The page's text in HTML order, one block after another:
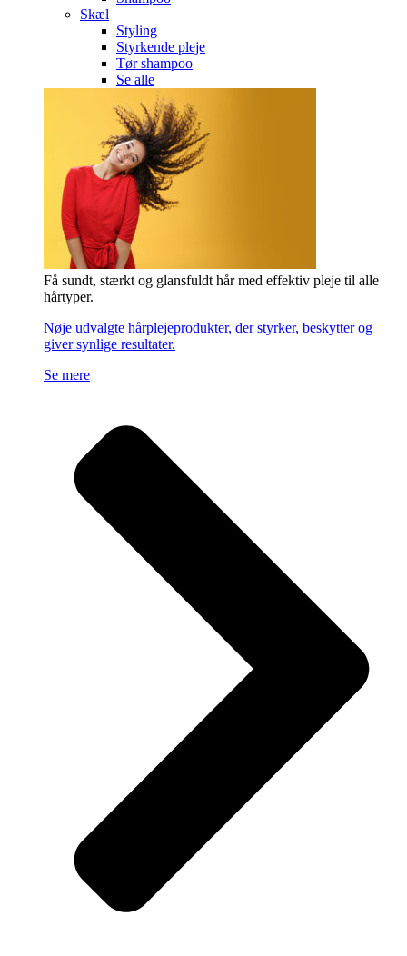
Skæl
Styling
Styrkende pleje
Tør shampoo
Se alle
Få sundt, stærkt og glansfuldt hår med effektiv pleje til alle
hårtyper.
Nøje udvalgte hårplejeprodukter, der styrker, beskytter og
giver synlige resultater.
Se mere